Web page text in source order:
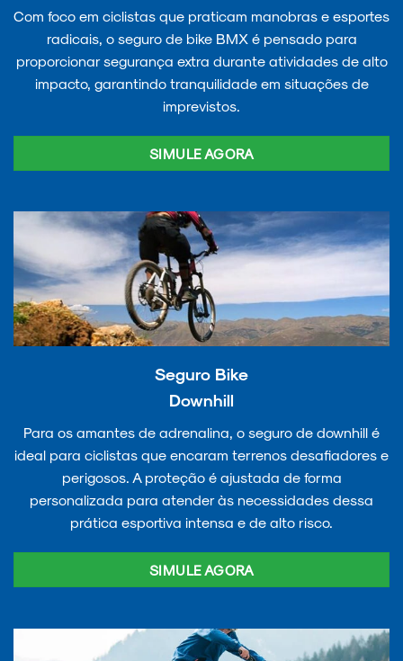
Com foco em ciclistas que praticam manobras e esportes
radicais, o seguro de bike BMX é pensado para
proporcionar segurança extra durante atividades de alto
impacto, garantindo tranquilidade em situações de
imprevistos.
SIMULE AGORA
Seguro Bike
Downhill
Para os amantes de adrenalina, o seguro de downhill é
ideal para ciclistas que encaram terrenos desafiadores e
perigosos. A proteção é ajustada de forma
personalizada para atender às necessidades dessa
prática esportiva intensa e de alto risco.
SIMULE AGORA